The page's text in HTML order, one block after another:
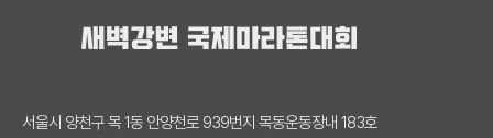
서울시 양천구 목 1동 안양천로 939번지 목동운동장내 183호